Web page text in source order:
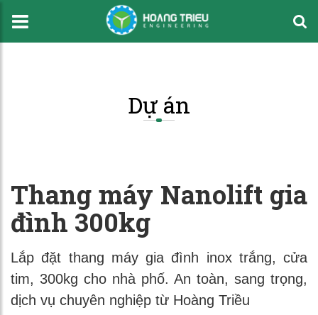
Dự án
Thang máy Nanolift gia
đình 300kg
Lắp đặt thang máy gia đình inox trắng, cửa
tim, 300kg cho nhà phố. An toàn, sang trọng,
dịch vụ chuyên nghiệp từ Hoàng Triều